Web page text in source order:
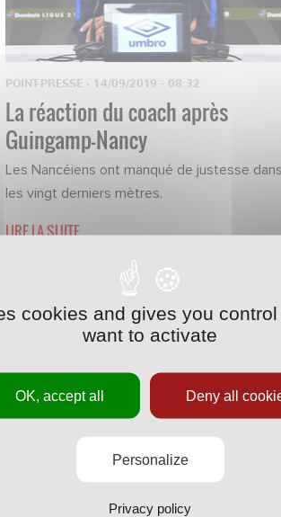
POINT-PRESSE · 14/09/2019 - 08:32
La réaction du coach après
Guingamp-Nancy
Les Nancéiens ont manqué de justesse dans
les vingt derniers mètres.
LIRE LA SUITE
30/08/2019 - 23:40
cookies and gives you
want to activate
OK, accept all Deny all
Personalize
Privacy policy